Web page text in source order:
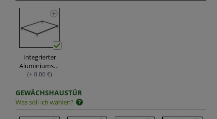
Integrierter
Aluminiumsockel
(+ 0.00 €)
GEWÄCHSHAUSTÜR
Was soll ich wählen?